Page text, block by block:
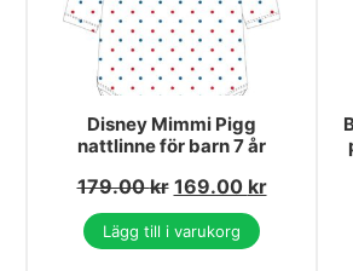
Disney Mimmi Pigg
nattlinne för barn 7 år
179.00kr 169.00 kr
Lägg till i varukorg